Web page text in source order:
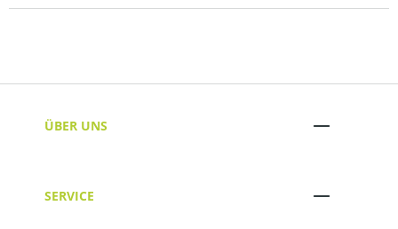
ÜBER UNS
SERVICE